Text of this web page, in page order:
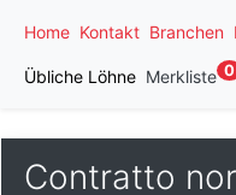
Home Kontakt Branchen
Übliche Löhne Merkliste 0
Contratto